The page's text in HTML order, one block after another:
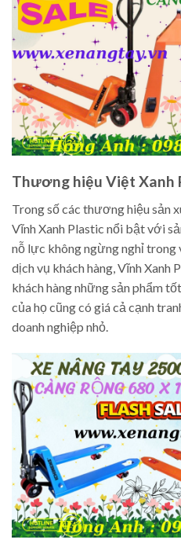
Thương hiệu Việt Xanh
Trong số các thương hiệu sản
Vĩnh Xanh Plastic nổi bật với
nỗ lực không ngừng nghỉ trong
dịch vụ khách hàng, Vĩnh Xanh
khách hàng những sản phẩm
của họ cũng có giá cả cạnh
doanh nghiệp nhỏ.